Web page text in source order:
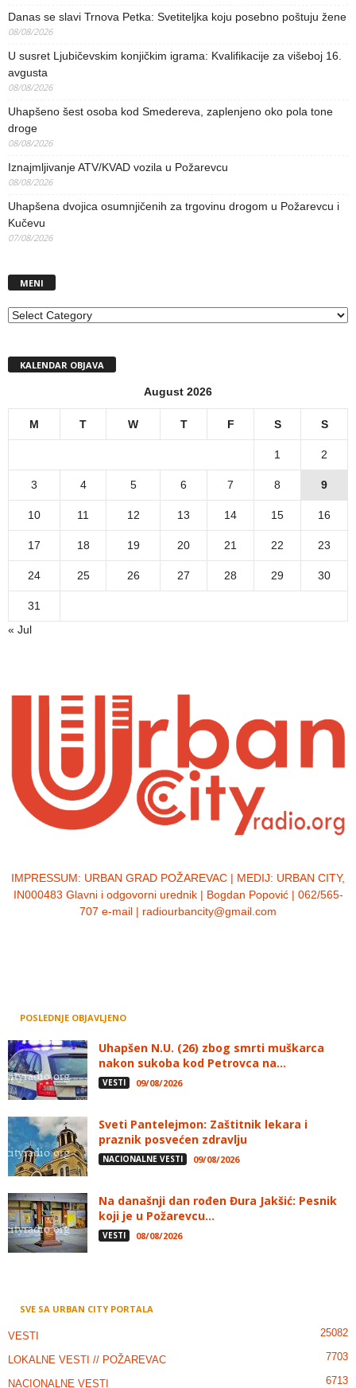
Danas se slavi Trnova Petka: Svetiteljka koju posebno poštuju žene
08/08/2026
U susret Ljubičevskim konjičkim igrama: Kvalifikacije za višeboj 16.
avgusta
08/08/2026
Uhapšeno šest osoba kod Smedereva, zaplenjeno oko pola tone
droge
08/08/2026
Iznajmljivanje ATV/KVAD vozila u Požarevcu
08/08/2026
Uhapšena dvojica osumnjičenih za trgovinu drogom u Požarevcu i
Kučevu
07/08/2026
MENI
MENI
KALENDAR OBJAVA
August 2026
M T W T F S S
1 2
3 4 5 6 7 8 9
10 11 12 13 14 15 16
17 18 19 20 21 22 23
24 25 26 27 28 29 30
31
« Jul
IMPRESSUM: URBAN GRAD POŽAREVAC | MEDIJ: URBAN CITY,
IN000483 Glavni i odgovorni urednik | Bogdan Popović | 062/565-
707 e-mail | radiourbancity@gmail.com
POSLEDNJE OBJAVLJENO
Uhapšen N.U. (26) zbog smrti muškarca
nakon sukoba kod Petrovca na...
VESTI 09/08/2026
Sveti Pantelejmon: Zaštitnik lekara i
praznik posvećen zdravlju
NACIONALNE VESTI 09/08/2026
Na današnji dan rođen Đura Jakšić: Pesnik
koji je u Požarevcu...
VESTI 08/08/2026
SVE SA URBAN CITY PORTALA
VESTI 25082
LOKALNE VESTI // POŽAREVAC 7703
NACIONALNE VESTI 6713